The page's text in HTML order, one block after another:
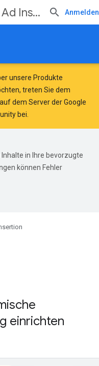
Anmelden
unsere Produkte
treten Sie dem
dem Server derGoogle
bei.
in Ihre bevorzugte
können Fehler
einrichten